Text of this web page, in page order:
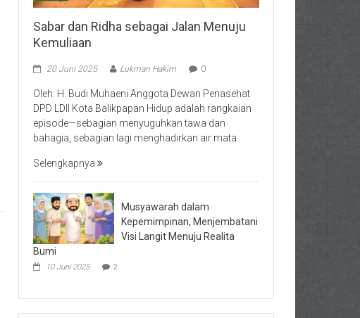
Sabar dan Ridha sebagai Jalan Menuju
Kemuliaan
20 Juni 2025 Lukman Hakim 0
Oleh: H. Budi Muhaeni Anggota Dewan Penasehat
DPD LDII Kota Balikpapan Hidup adalah rangkaian
episode—sebagian menyuguhkan tawa dan
bahagia, sebagian lagi menghadirkan air mata
Selengkapnya
Musyawarah dalam
Kepemimpinan, Menjembatani
Visi Langit Menuju Realita
Bumi
10 Juni 2025 2